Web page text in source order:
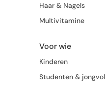
Haar & Nagels
Multivitamine
Voor wie
Kinderen
Studenten &